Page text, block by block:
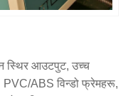
स्थिर आउटपुट, उच्च
PVC/ABS विन्डो फ्रेमहरू,